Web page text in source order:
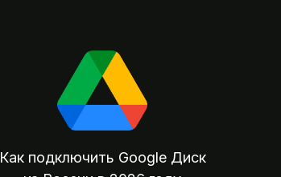
Как подключить Google Диск